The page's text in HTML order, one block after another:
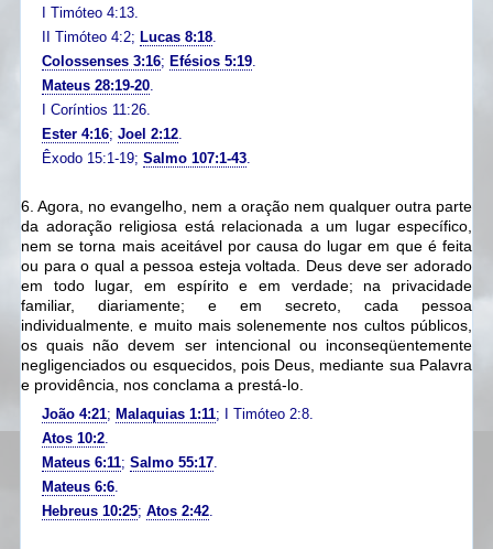
I Timóteo 4:13.
II Timóteo 4:2; Lucas 8:18.
Colossenses 3:16; Efésios 5:19.
Mateus 28:19-20.
I Coríntios 11:26.
Ester 4:16; Joel 2:12.
Êxodo 15:1-19; Salmo 107:1-43.
6. Agora, no evangelho, nem a oração nem qualquer outra parte
da adoração religiosa está relacionada a um lugar específico,
nem se torna mais aceitável por causa do lugar em que é feita
ou para o qual a pessoa esteja voltada. Deus deve ser adorado
em todo lugar, em espírito e em verdade;
na privacidade
familiar,
diariamente;
e em secreto, cada pessoa
individualmente, e muito mais solenemente nos cultos públicos,
os quais não devem ser intencional ou inconseqüentemente
negligenciados ou esquecidos, pois Deus, mediante sua Palavra
e providência, nos conclama a prestá-lo.
João 4:21; Malaquias 1:11; I Timóteo 2:8.
Atos 10:2.
Mateus 6:11; Salmo 55:17.
Mateus 6:6.
Hebreus 10:25; Atos 2:42.